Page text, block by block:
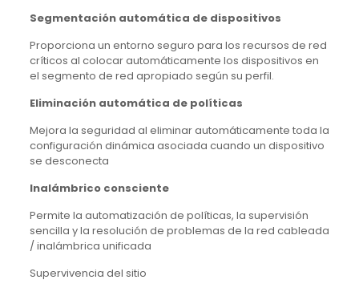
Segmentación automática de dispositivos
Proporciona un entorno seguro para los recursos de red
críticos al colocar automáticamente los dispositivos en
el segmento de red apropiado según su perfil.
Eliminación automática de políticas
Mejora la seguridad al eliminar automáticamente toda la
configuración dinámica asociada cuando un dispositivo
se desconecta
Inalámbrico consciente
Permite la automatización de políticas, la supervisión
sencilla y la resolución de problemas de la red cableada
/ inalámbrica unificada
Supervivencia del sitio